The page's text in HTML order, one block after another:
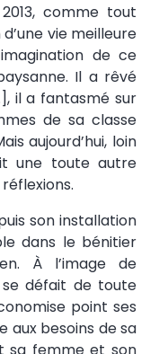
comme tout
vie meilleure
de ce
Il a rêvé
il a fantasmé sur
de sa classe
aujourd’hui, loin
une toute autre
son installation
dans le bénitier
À l’image de
défait de toute
point ses
aux besoins de sa
sa femme et son